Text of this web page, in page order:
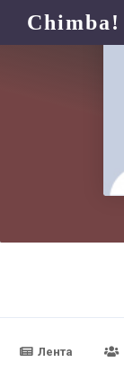
Chimba!
Лента